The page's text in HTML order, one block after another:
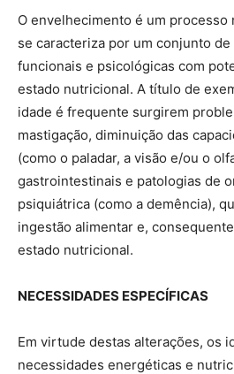
O envelhecimento é um processo
se caracteriza por um conjunto
funcionais e psicológicas com
estado nutricional. A título de
idade é frequente surgirem
mastigação, diminuição das
(como o paladar, a visão e/ou o
gastrointestinais e patologias de
psiquiátrica (como a demência),
ingestão alimentar e,
estado nutricional.
NECESSIDADES ESPECÍFICAS
Em virtude destas alterações, os
necessidades energéticas e